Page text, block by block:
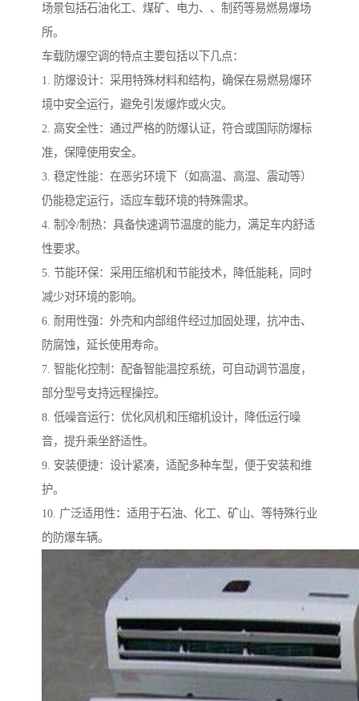
场景包括石油化工、煤矿、电力、、制药等易燃易爆场
所。
车载防爆空调的特点主要包括以下几点：
1. 防爆设计：采用特殊材料和结构，确保在易燃易爆环
境中安全运行，避免引发爆炸或火灾。
2. 高安全性：通过严格的防爆认证，符合或国际防爆标
准，保障使用安全。
3. 稳定性能：在恶劣环境下（如高温、高湿、震动等）
仍能稳定运行，适应车载环境的特殊需求。
4. 制冷/制热：具备快速调节温度的能力，满足车内舒适
性要求。
5. 节能环保：采用压缩机和节能技术，降低能耗，同时
减少对环境的影响。
6. 耐用性强：外壳和内部组件经过加固处理，抗冲击、
防腐蚀，延长使用寿命。
7. 智能化控制：配备智能温控系统，可自动调节温度，
部分型号支持远程操控。
8. 低噪音运行：优化风机和压缩机设计，降低运行噪
音，提升乘坐舒适性。
9. 安装便捷：设计紧凑，适配多种车型，便于安装和维
护。
10. 广泛适用性：适用于石油、化工、矿山、等特殊行业
的防爆车辆。